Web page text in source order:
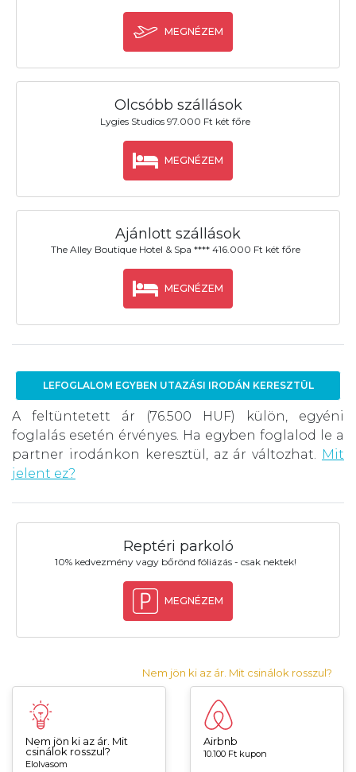
MEGNÉZEM
Olcsóbb szállások
Lygies Studios 97.000 Ft két főre
MEGNÉZEM
Ajánlott szállások
The Alley Boutique Hotel & Spa **** 416.000 Ft két főre
MEGNÉZEM
LEFOGLALOM EGYBEN UTAZÁSI IRODÁN KERESZTÜL
A feltüntetett ár (76.500 HUF) külön, egyéni
foglalás esetén érvényes. Ha egyben foglalod le a
partner irodánkon keresztül, az ár változhat. Mit
jelent ez?
Reptéri parkoló
10% kedvezmény vagy bőrönd fóliázás - csak nektek!
MEGNÉZEM
Nem jön ki az ár. Mit csinálok rosszul?
Nem jön ki az ár. Mit
csinálok rosszul?
Elolvasom
Airbnb
10.100 Ft kupon